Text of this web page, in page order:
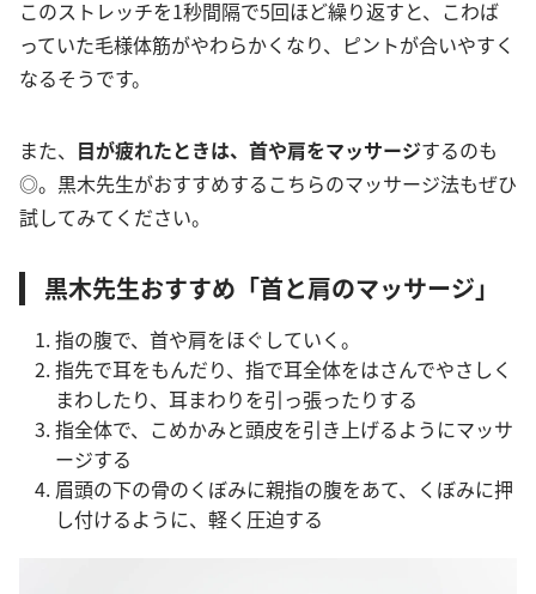
このストレッチを1秒間隔で5回ほど繰り返すと、こわば
っていた毛様体筋がやわらかくなり、ピントが合いやすく
なるそうです。
また、 目が疲れたときは、首や肩をマッサージするのも
◎。黒木先生がおすすめするこちらのマッサージ法もぜひ
試してみてください。
黒木先生おすすめ「首と肩のマッサージ」
指の腹で、首や肩をほぐしていく。
指先で耳をもんだり、指で耳全体をはさんでやさしく
まわしたり、耳まわりを引っ張ったりする
指全体で、こめかみと頭皮を引き上げるようにマッサ
ージする
眉頭の下の骨のくぼみに親指の腹をあて、くぼみに押
し付けるように、軽く圧迫する